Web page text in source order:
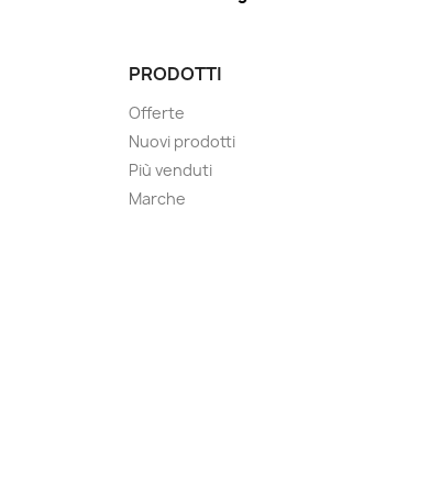
PRODOTTI
Offerte
Nuovi prodotti
Più venduti
Marche